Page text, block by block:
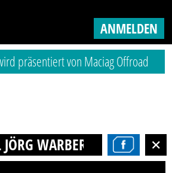
ANMELDEN
präsentiert von Maciag Offroad
WARBER